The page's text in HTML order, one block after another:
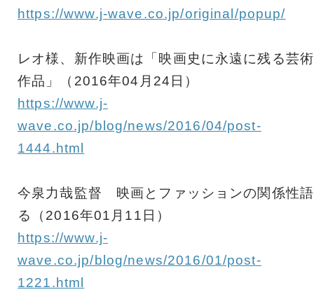
https://www.j-wave.co.jp/original/popup/
レオ様、新作映画は「映画史に永遠に残る芸術
作品」（2016年04月24日）
https://www.j-
wave.co.jp/blog/news/2016/04/post-
1444.html
今泉力哉監督 映画とファッションの関係性語
る（2016年01月11日）
https://www.j-
wave.co.jp/blog/news/2016/01/post-
1221.html